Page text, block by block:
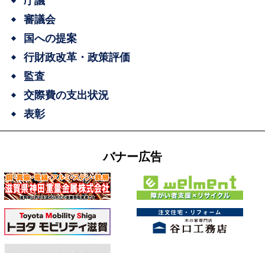
審議会
国への提案
行財政改革・政策評価
監査
交際費の支出状況
表彰
バナー広告